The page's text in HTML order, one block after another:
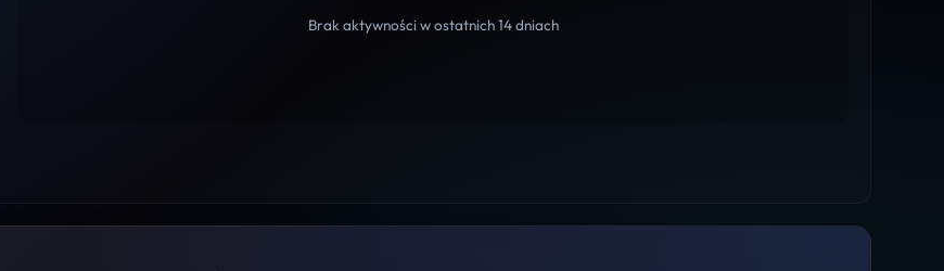
Brak aktywności w ostatnich 14 dniach